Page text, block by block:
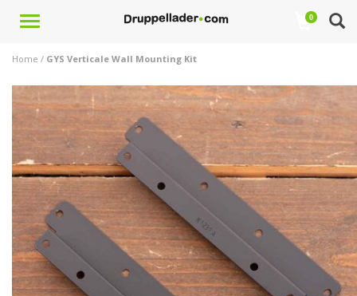
Toggle
0
Home / GYS Verticale Wall Mounting Kit